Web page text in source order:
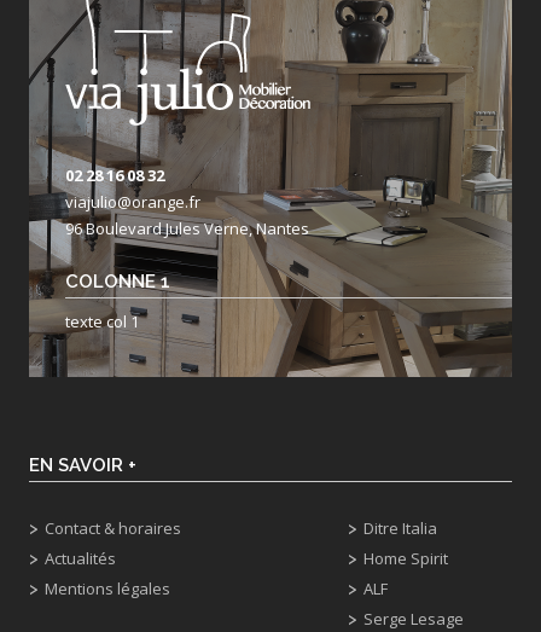
02 28 16 08 32
viajulio@orange.fr
96 Boulevard Jules Verne, Nantes
COLONNE 1
texte col 1
EN SAVOIR +
Contact & horaires
Actualités
Mentions légales
Ditre Italia
Home Spirit
ALF
Serge Lesage